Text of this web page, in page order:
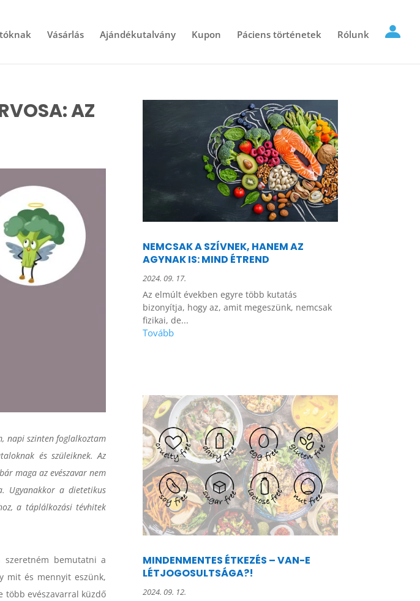
Vásárlás Ajándékutalvány Kupon Páciens történetek Rólunk
AZ
napi szinten foglalkoztam
és szüleiknek. Az
maga az evészavar nem
Ugyanakkor a dietetikus
a táplálkozási tévhitek
bemutatni a
mit és mennyit eszünk,
több evészavarral küzdő
NEMCSAK A SZÍVNEK, HANEM AZ
AGYNAK IS: MIND ÉTREND
2024. 09. 17.
Az elmúlt években egyre több kutatás
bizonyítja, hogy az, amit megeszünk, nemcsak
fizikai, de...
MINDENMENTES ÉTKEZÉS – VAN-E
LÉTJOGOSULTSÁGA?!
2024. 09. 12.